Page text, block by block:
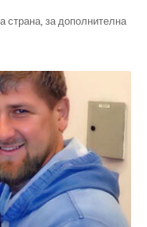
страна, за дополнителна